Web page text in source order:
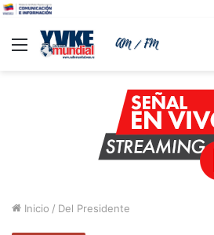
Menu
Inicio / Del Presidente